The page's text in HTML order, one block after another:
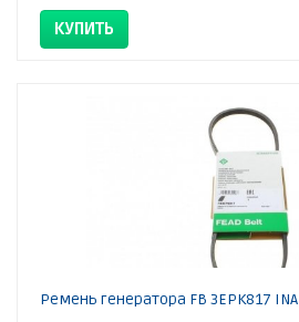
КУПИТЬ
Ремень генератора FB 3EPK817 INA